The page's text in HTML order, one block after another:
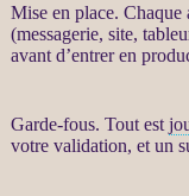
Mise en place. Chaque
(messagerie, site,
avant d’entrer en
Garde-fous. Tout est
votre validation, et un